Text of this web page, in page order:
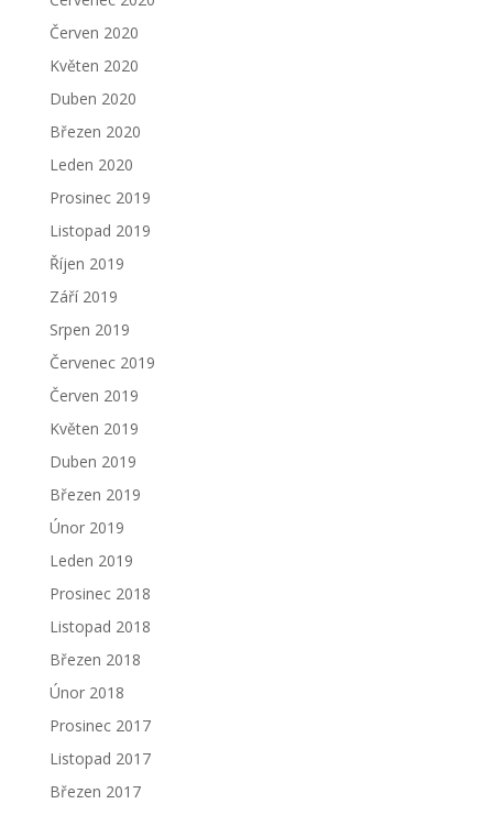
Červen 2020
Květen 2020
Duben 2020
Březen 2020
Leden 2020
Prosinec 2019
Listopad 2019
Říjen 2019
Září 2019
Srpen 2019
Červenec 2019
Červen 2019
Květen 2019
Duben 2019
Březen 2019
Únor 2019
Leden 2019
Prosinec 2018
Listopad 2018
Březen 2018
Únor 2018
Prosinec 2017
Listopad 2017
Březen 2017